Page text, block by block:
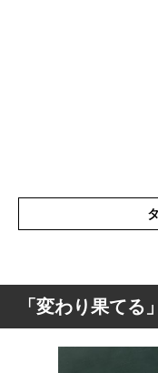
「変わり果
「変わり果てる